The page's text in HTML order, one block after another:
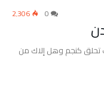
2٬306
كنجم وهل إلاك من